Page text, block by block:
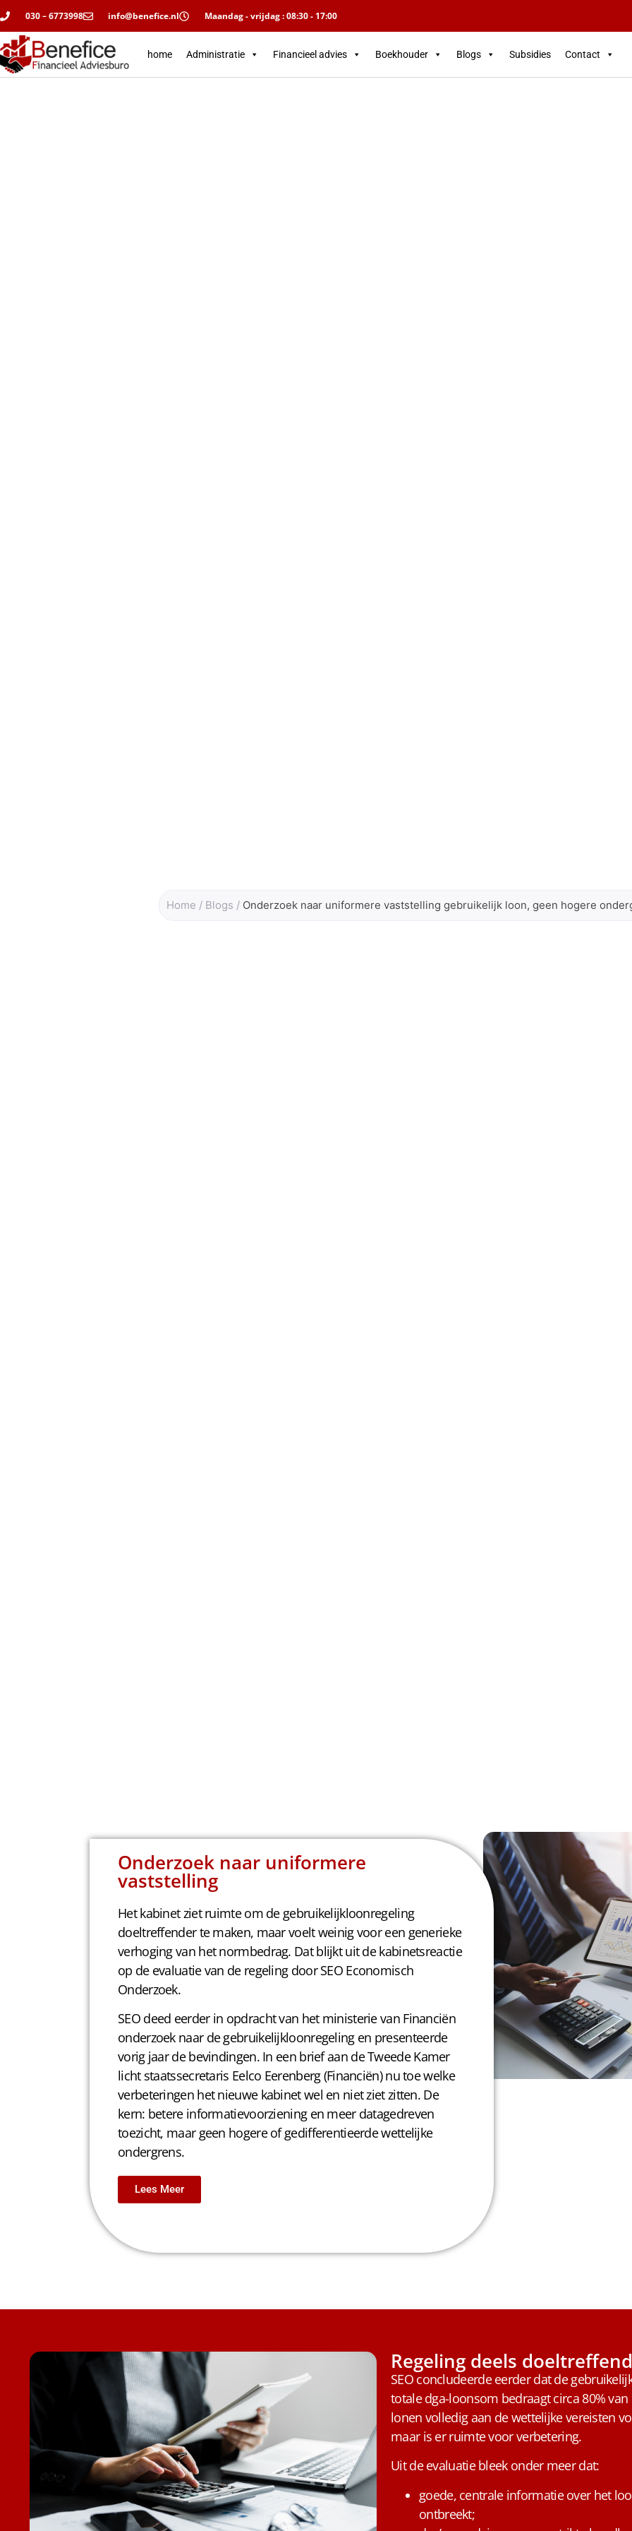
030 – 6773998 info@benefice.nl Maandag - vrijdag : 08:30 - 17:00
home Administratie Financieel advies Boekhouder Blogs Subsidies Contact
Home / Blogs / Onderzoek naar uniformere vaststelling gebruikelijk loon, geen hogere
Onderzoek naar uniformere
vaststelling
Het kabinet ziet ruimte om de gebruikelijkloonregeling
doeltreffender te maken, maar voelt weinig voor een generieke
verhoging van het normbedrag. Dat blijkt uit de kabinetsreactie
op de evaluatie van de regeling door SEO Economisch
Onderzoek.
SEO deed eerder in opdracht van het ministerie van Financiën
onderzoek naar de gebruikelijkloonregeling en presenteerde
vorig jaar de bevindingen. In een brief aan de Tweede Kamer
licht staatssecretaris Eelco Eerenberg (Financiën) nu toe welke
verbeteringen het nieuwe kabinet wel en niet ziet zitten. De
kern: betere informatievoorziening en meer datagedreven
toezicht, maar geen hogere of gedifferentieerde wettelijke
ondergrens.
Lees Meer
Regeling deels
SEO concludeerde eerder dat de
totale dga-loonsom bedraagt circa 80%
lonen volledig aan de wettelijke vereisten
maar is er ruimte voor verbetering.
Uit de evaluatie bleek onder meer dat:
goede, centrale informatie over het
ontbreekt;